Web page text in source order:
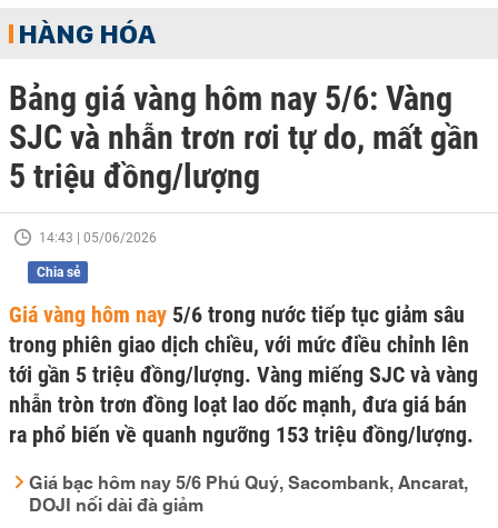
HÀNG HÓA
Bảng giá vàng hôm nay 5/6: Vàng
SJC và nhẫn trơn rơi tự do, mất gần
5 triệu đồng/lượng
14:43 | 05/06/2026
Chia sẻ
Giá vàng hôm nay 5/6 trong nước tiếp tục giảm sâu
trong phiên giao dịch chiều, với mức điều chỉnh lên
tới gần 5 triệu đồng/lượng. Vàng miếng SJC và vàng
nhẫn tròn trơn đồng loạt lao dốc mạnh, đưa giá bán
ra phổ biến về quanh ngưỡng 153 triệu đồng/lượng.
Giá bạc hôm nay 5/6 Phú Quý, Sacombank, Ancarat,
DOJI nối dài đà giảm